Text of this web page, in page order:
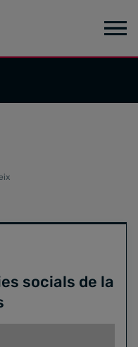
socials de la